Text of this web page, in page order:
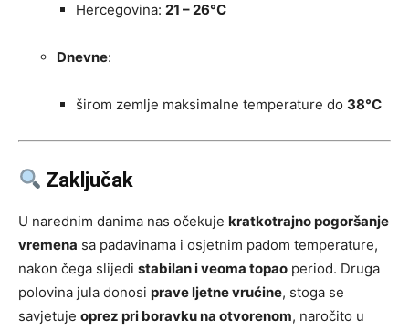
Hercegovina: 21 – 26°C
Dnevne:
širom zemlje maksimalne temperature do 38°C
Zaključak
U narednim danima nas očekuje kratkotrajno pogoršanje
vremena sa padavinama i osjetnim padom temperature,
nakon čega slijedi stabilan i veoma topao period. Druga
polovina jula donosi prave ljetne vrućine, stoga se
savjetuje oprez pri boravku na otvorenom, naročito u